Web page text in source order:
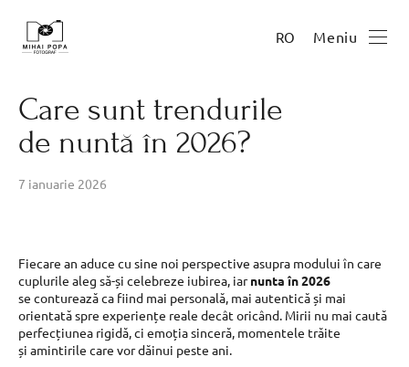
RO Meniu
Care sunt trendurile
de nuntă în 2026?
7 ianuarie 2026
Fiecare an aduce cu sine noi perspective asupra modului în care
cuplurile aleg să-și celebreze iubirea, iarnunta în 2026
se conturează ca fiind mai personală, mai autentică și mai
orientată spre experiențe reale decât oricând. Mirii nu mai caută
perfecțiunea rigidă, ci emoția sinceră, momentele trăite
și amintirile care vor dăinui peste ani.